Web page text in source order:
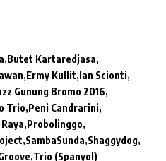
Butet Kartaredjasa
Ermy Kullit Ian Scionti
Gunung Bromo 2016
Trio Peni Candrarini
Probolinggo
SambaSunda Shaggydog
Trio (Spanyol)